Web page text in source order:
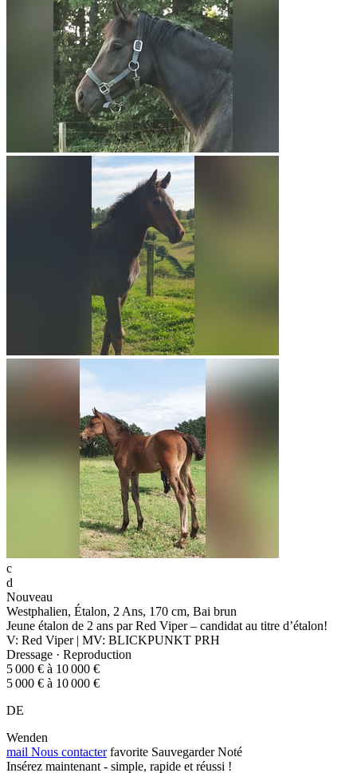
c
d
Nouveau
Westphalien, Étalon, 2 Ans, 170 cm, Bai brun
Jeune étalon de 2 ans par Red Viper – candidat au titre d’étalon!
V: Red Viper | MV: BLICKPUNKT PRH
Dressage · Reproduction
5 000 € à 10 000 €
5 000 € à 10 000 €
DE
Wenden
mail Nous contacter favorite Sauvegarder Noté
Insérez maintenant - simple, rapide et réussi !